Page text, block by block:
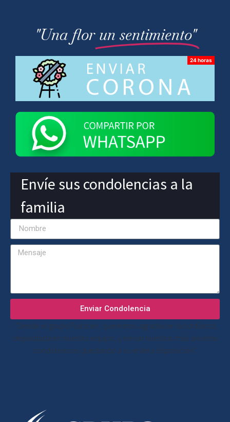
"Una flor un sentimiento"
Envíe sus condolencias a la
familia
Enviar Condolencia
“Desde el grupo Fuascen, queremos agradecer la confianza
depositada en nuestro equipo, y enviar nuestras más sinceras
condolencias quedando a su entera disposición”